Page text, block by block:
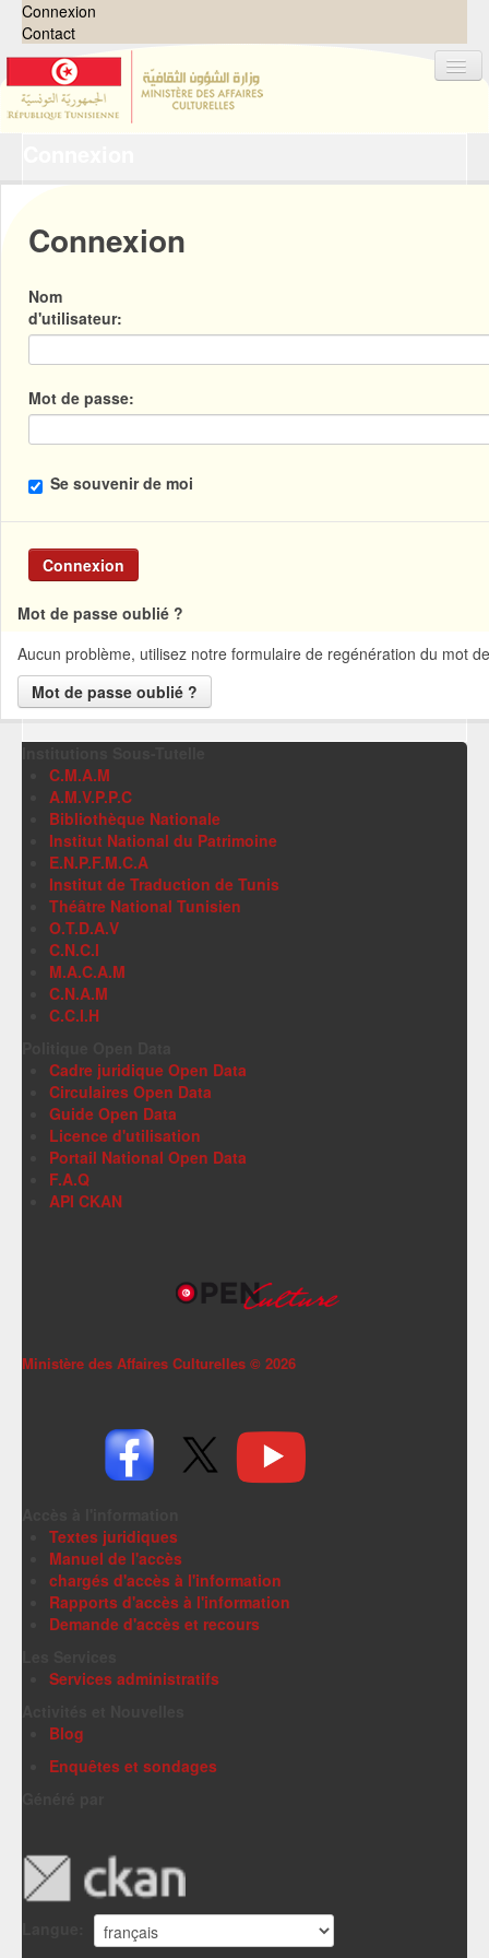
Connexion
Contact
Organisations
Groupes
À propos
Connexion
Nom
d'utilisateur
Mot de passe
Se souvenir de moi
Connexion
Mot de passe oublié ?
Aucun problème, utilisez notre formulaire de regénération du mot
Mot de passe oublié ?
C.M.A.M
A.M.V.P.P.C
Bibliothèque Nationale
Institut National du Patrimoine
E.N.P.F.M.C.A
Institut de Traduction de Tunis
Théâtre National Tunisien
O.T.D.A.V
C.N.C.I
M.A.C.A.M
C.N.A.M
C.C.I.H
Cadre juridique Open Data
Circulaires Open Data
Guide Open Data
Licence d'utilisation
Portail National Open Data
F.A.Q
API CKAN
Ministère des Affaires Culturelles © 2026
Textes juridiques
Manuel de l'accès
chargés d'accès à l'information
Rapports d'accès à l'information
Demande d'accès et recours
Services administratifs
Blog
Enquêtes et sondages